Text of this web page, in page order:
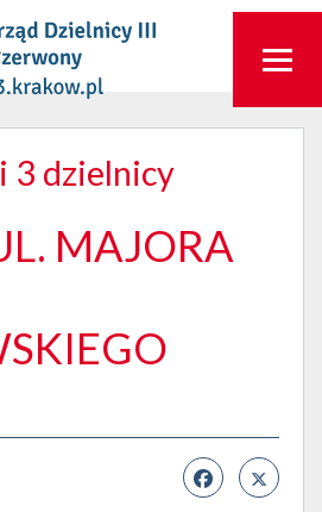
3 dzielnicy
MAJORA